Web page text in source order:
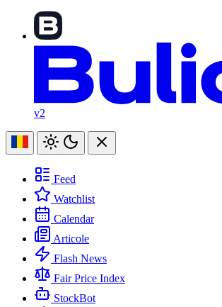
v2
Feed
Watchlist
Calendar
Articole
Flash News
Fair Price Index
StockBot